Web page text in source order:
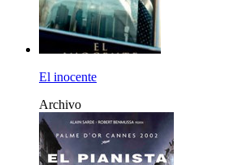
El inocente
Archivo